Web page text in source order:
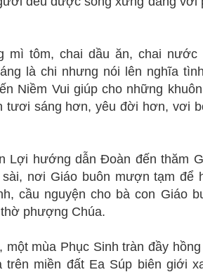
mì tôm, chai dầu ăn, chai nước
là chi nhưng nói lên nghĩa
Niềm Vui giúp cho những
tươi sáng hơn, yêu đời hơn, vơi
Lợi hướng dẫn Đoàn đến thăm
nơi Giáo buôn mượn tạm để
cầu nguyện cho bà con Giáo
phượng Chúa.
mùa Phục Sinh tràn đầy
miền đất Ea Súp biên giới